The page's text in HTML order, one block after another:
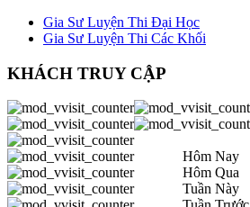
Gia Sư Luyện Thi Đại Học
Gia Sư Luyện Thi Các Khối
KHÁCH TRUY CẬP
Hôm Nay
Hôm Qua
Tuần Này